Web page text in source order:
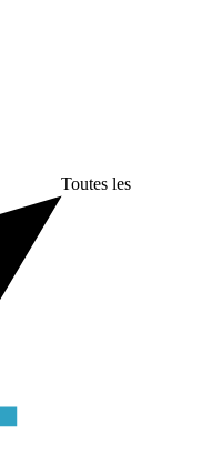
Toutes les